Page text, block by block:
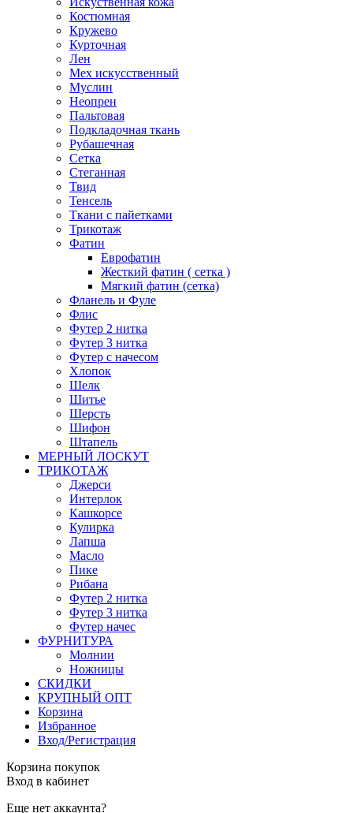
Костюмная
Кружево
Курточная
Лен
Мех искусственный
Муслин
Неопрен
Пальтовая
Подкладочная ткань
Рубашечная
Сетка
Стеганная
Твид
Тенсель
Ткани с пайетками
Трикотаж
Фатин
Еврофатин
Жесткий фатин ( сетка )
Мягкий фатин (сетка)
Фланель и Фуле
Флис
Футер 2 нитка
Футер 3 нитка
Футер с начесом
Хлопок
Шелк
Шитье
Шерсть
Шифон
Штапель
МЕРНЫЙ ЛОСКУТ
ТРИКОТАЖ
Джерси
Интерлок
Кашкорсе
Кулирка
Лапша
Масло
Пике
Рибана
Футер 2 нитка
Футер 3 нитка
Футер начес
ФУРНИТУРА
Молнии
Ножницы
СКИДКИ
КРУПНЫЙ ОПТ
Корзина
Избранное
Вход/Регистрация
Корзина покупок
Вход в кабинет
Еще нет аккаунта?